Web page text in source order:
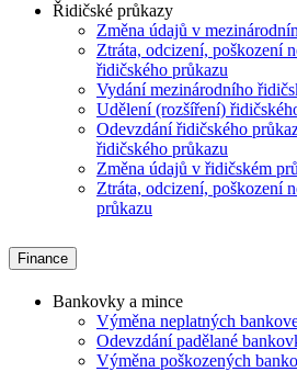
Řidičské průkazy
Změna údajů v
Ztráta, odcizení, poškození
řidičského průkazu
Vydání mezinárodního
Udělení (rozšíření)
Odevzdání řidičského
řidičského průkazu
Změna údajů v řidičském
Ztráta, odcizení, poškození
průkazu
Finance
Bankovky a mince
Výměna neplatných
Odevzdání padělané
Výměna poškozených